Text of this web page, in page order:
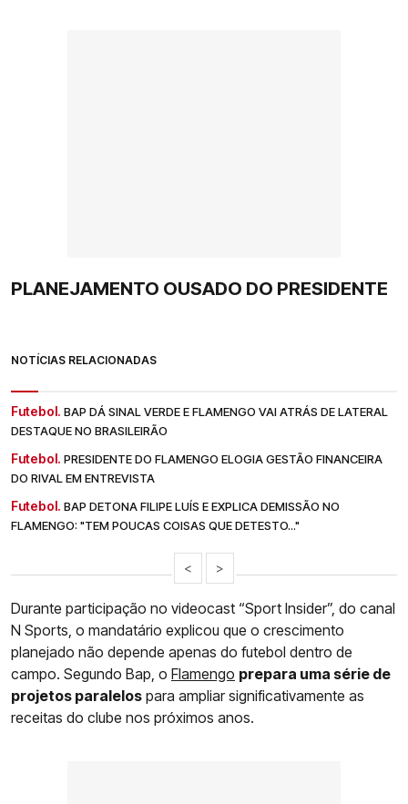
PLANEJAMENTO OUSADO DO PRESIDENTE
NOTÍCIAS RELACIONADAS
Futebol. BAP DÁ SINAL VERDE E FLAMENGO VAI ATRÁS DE LATERAL
DESTAQUE NO BRASILEIRÃO
Futebol. PRESIDENTE DO FLAMENGO ELOGIA GESTÃO FINANCEIRA
DO RIVAL EM ENTREVISTA
Futebol. BAP DETONA FILIPE LUÍS E EXPLICA DEMISSÃO NO
FLAMENGO: "TEM POUCAS COISAS QUE DETESTO..."
< >
Durante participação no videocast “Sport Insider”, do canal
N Sports, o mandatário explicou que o crescimento
planejado não depende apenas do futebol dentro de
campo. Segundo Bap, o Flamengo prepara uma série de
projetos paralelos para ampliar significativamente as
receitas do clube nos próximos anos.